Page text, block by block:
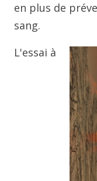
en plus de
sang.
L'essai à